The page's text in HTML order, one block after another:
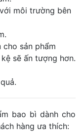
môi trường bên
cho sản phẩm
sẽ ấn tượng hơn.
bao bì dành cho
hàng ưa thích: